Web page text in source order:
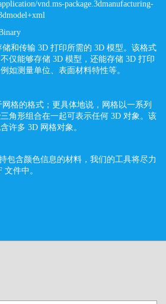
vnd.ms-package.3dmanufacturing-
和传输 3D 打印所需的 3D 模型。该格式
仅能够存储 3D 模型，还能存储 3D 打印
如测量单位、表面材料特性等。
格的格式；更具体地说，网格以一系列
角形组合在一起可表示任何 3D 对象。该
许多 3D 网格对象。
包含颜色信息的材料，我们的工具将尽力
件中。